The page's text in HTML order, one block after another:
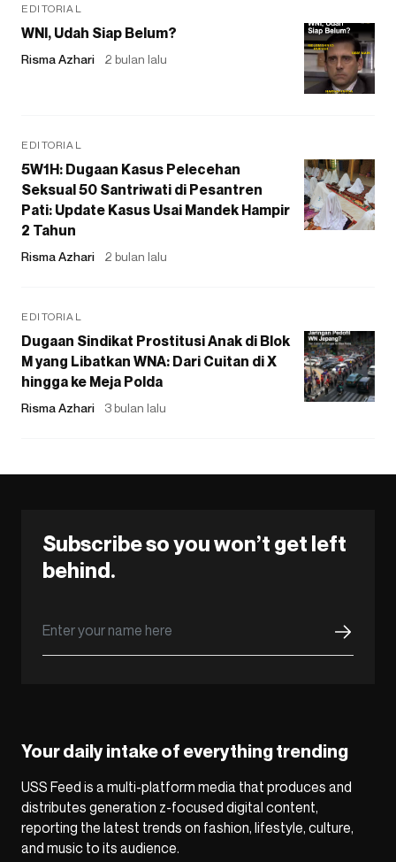
EDITORIAL
WNI, Udah Siap Belum?
Risma Azhari 2 bulan lalu
EDITORIAL
5W1H: Dugaan Kasus Pelecehan
Seksual 50 Santriwati di Pesantren
Pati: Update Kasus Usai Mandek Hampir
2 Tahun
Risma Azhari 2 bulan lalu
EDITORIAL
Dugaan Sindikat Prostitusi Anak di Blok
M yang Libatkan WNA: Dari Cuitan di X
hingga ke Meja Polda
Risma Azhari 3 bulan lalu
Subscribe so you won’t get left
behind.
Your daily intake of everything trending
USS Feed is a multi-platform media that produces and
distributes generation z-focused digital content,
reporting the latest trends on fashion, lifestyle, culture,
and music to its audience.